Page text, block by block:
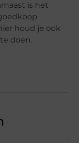
is het
houd je ook
doen.